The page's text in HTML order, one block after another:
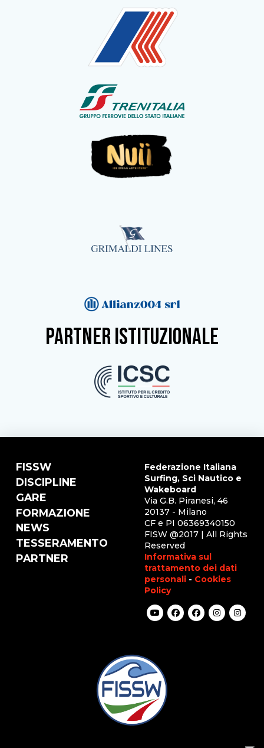
partner istituzionale
FISSW
DISCIPLINE
GARE
FORMAZIONE
NEWS
TESSERAMENTO
PARTNER
Federazione Italiana
Surfing, Sci Nautico e
Wakeboard
Via G.B. Piranesi, 46
20137 - Milano
CF e PI 06369340150
FISW @2017 | All Rights
Reserved
Informativa sul
trattamento dei dati
personali - Cookies
Policy